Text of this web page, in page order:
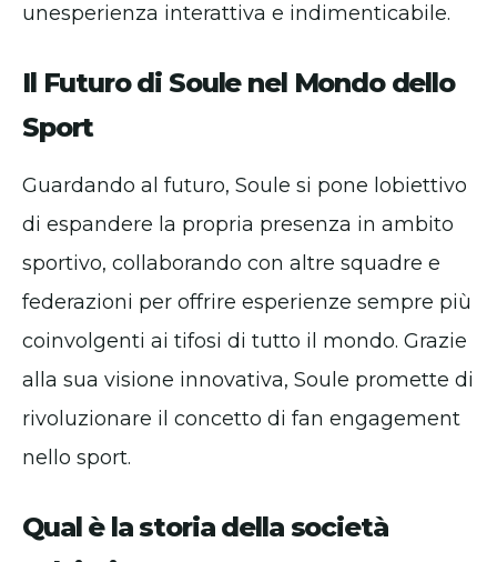
unesperienza interattiva e indimenticabile.
Il Futuro di Soule nel Mondo dello
Sport
Guardando al futuro, Soule si pone lobiettivo
di espandere la propria presenza in ambito
sportivo, collaborando con altre squadre e
federazioni per offrire esperienze sempre più
coinvolgenti ai tifosi di tutto il mondo. Grazie
alla sua visione innovativa, Soule promette di
rivoluzionare il concetto di fan engagement
nello sport.
Qual è la storia della società